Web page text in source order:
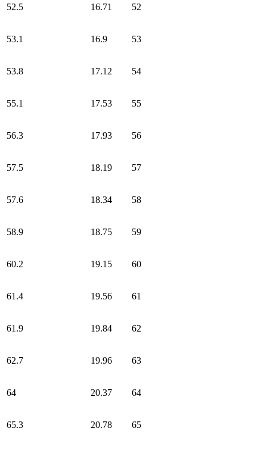
52.5 16.71 52
53.1 16.9 53
53.8 17.12 54
55.1 17.53 55
56.3 17.93 56
57.5 18.19 57
57.6 18.34 58
58.9 18.75 59
60.2 19.15 60
61.4 19.56 61
61.9 19.84 62
62.7 19.96 63
64 20.37 64
65.3 20.78 65